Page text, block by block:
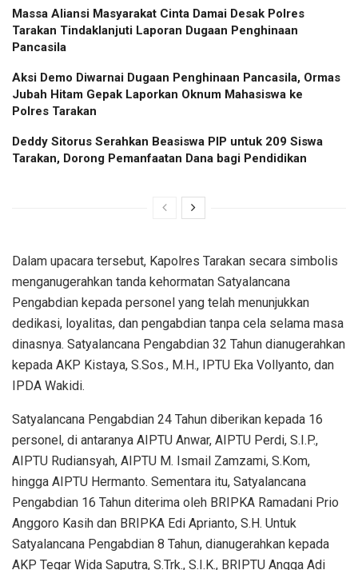
Massa Aliansi Masyarakat Cinta Damai Desak Polres
Tarakan Tindaklanjuti Laporan Dugaan Penghinaan
Pancasila
Aksi Demo Diwarnai Dugaan Penghinaan Pancasila, Ormas
Jubah Hitam Gepak Laporkan Oknum Mahasiswa ke
Polres Tarakan
Deddy Sitorus Serahkan Beasiswa PIP untuk 209 Siswa
Tarakan, Dorong Pemanfaatan Dana bagi Pendidikan
Dalam upacara tersebut, Kapolres Tarakan secara simbolis
menganugerahkan tanda kehormatan Satyalancana
Pengabdian kepada personel yang telah menunjukkan
dedikasi, loyalitas, dan pengabdian tanpa cela selama masa
dinasnya. Satyalancana Pengabdian 32 Tahun dianugerahkan
kepada AKP Kistaya, S.Sos., M.H., IPTU Eka Vollyanto, dan
IPDA Wakidi.
Satyalancana Pengabdian 24 Tahun diberikan kepada 16
personel, di antaranya AIPTU Anwar, AIPTU Perdi, S.I.P.,
AIPTU Rudiansyah, AIPTU M. Ismail Zamzami, S.Kom,
hingga AIPTU Hermanto. Sementara itu, Satyalancana
Pengabdian 16 Tahun diterima oleh BRIPKA Ramadani Prio
Anggoro Kasih dan BRIPKA Edi Aprianto, S.H. Untuk
Satyalancana Pengabdian 8 Tahun, dianugerahkan kepada
AKP Tegar Wida Saputra, S.Trk., S.I.K., BRIPTU Angga Adi